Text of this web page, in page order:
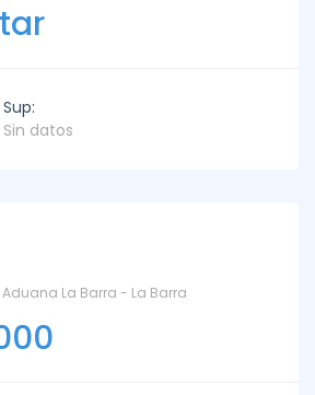
Sup:
Sin datos
La Barra - La Barra